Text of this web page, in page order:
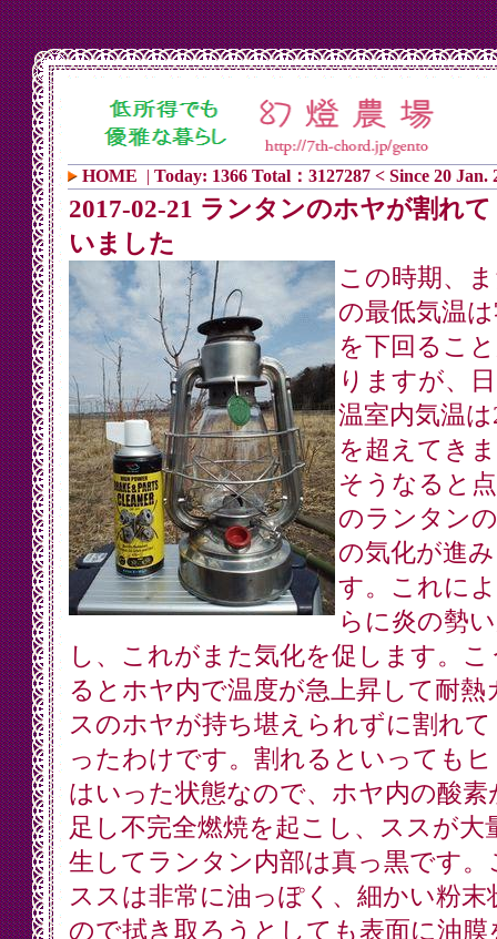
HOME | Today: 1366 Total：3127287 < Since 20 Jan.
2017-02-21 ランタンのホヤが割れ
いました
この時期、
の最低気温
を下回るこ
りますが、
温室内気温
を超えてき
そうなると
のランタン
の気化が進
す。これに
らに炎の勢
し、これがまた気化を促します。こ
るとホヤ内で温度が急上昇して耐熱
スのホヤが持ち堪えられずに割れ
ったわけです。割れるといっても
はいった状態なので、ホヤ内の酸素
足し不完全燃焼を起こし、ススが大
生してランタン内部は真っ黒です。
ススは非常に油っぽく、細かい粉末
ので拭き取ろうとしても表面に油膜